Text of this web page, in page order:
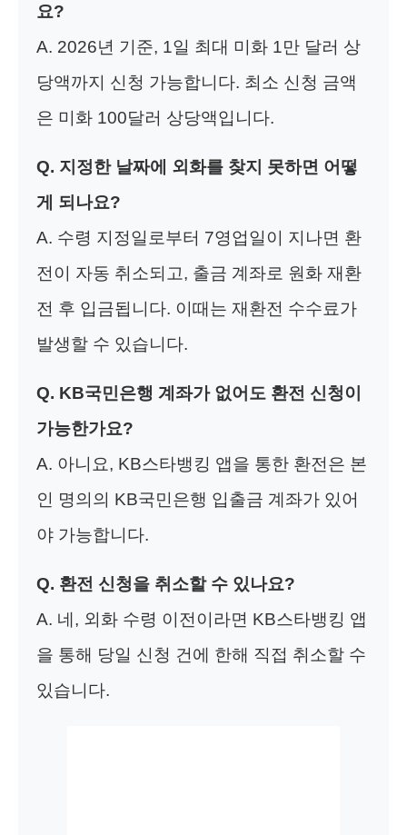
요?
A. 2026년 기준, 1일 최대 미화 1만 달러 상
당액까지 신청 가능합니다. 최소 신청 금액
은 미화 100달러 상당액입니다.
Q. 지정한 날짜에 외화를 찾지 못하면 어떻
게 되나요?
A. 수령 지정일로부터 7영업일이 지나면 환
전이 자동 취소되고, 출금 계좌로 원화 재환
전 후 입금됩니다. 이때는 재환전 수수료가
발생할 수 있습니다.
Q. KB국민은행 계좌가 없어도 환전 신청이
가능한가요?
A. 아니요, KB스타뱅킹 앱을 통한 환전은 본
인 명의의 KB국민은행 입출금 계좌가 있어
야 가능합니다.
Q. 환전 신청을 취소할 수 있나요?
A. 네, 외화 수령 이전이라면 KB스타뱅킹 앱
을 통해 당일 신청 건에 한해 직접 취소할 수
있습니다.